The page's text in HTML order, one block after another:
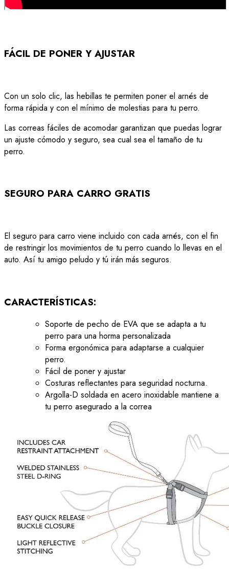
FÁCIL DE PONER Y AJUSTAR
Con un solo clic, las hebillas te permiten poner el arnés de
forma rápida y con el mínimo de molestias para tu perro.
Las correas fáciles de acomodar garantizan que puedas lograr
un ajuste cómodo y seguro, sea cual sea el tamaño de tu
perro.
SEGURO PARA CARRO GRATIS
El seguro para carro viene incluido con cada arnés, con el fin
de restringir los movimientos de tu perro cuando lo llevas en el
auto. Así tu amigo peludo y tú irán más seguros.
CARACTERÍSTICAS:
Soporte de pecho de EVA que se adapta a tu
perro para una horma personalizada
Forma ergonómica para adaptarse a cualquier
perro.
Fácil de poner y ajustar
Costuras reflectantes para seguridad nocturna.
Argolla-D soldada en acero inoxidable mantiene a
tu perro asegurado a la correa